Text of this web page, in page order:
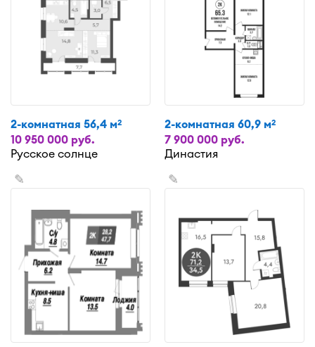
2-комнатная 56,4 м2
10 950 000 руб.
Русское солнце
2-комнатная 60,9 м2
7 900 000 руб.
Династия
✎ ✎